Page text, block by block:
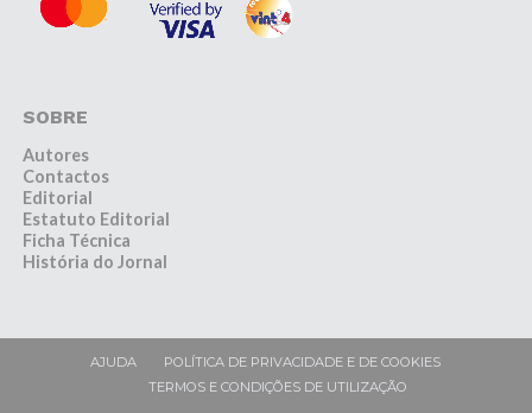
SOBRE
Autores
Contactos
Editorial
Estatuto Editorial
Ficha Técnica
História do Jornal
AJUDA
POLÍTICA DE PRIVACIDADE E DE COOKIES
TERMOS E CONDIÇÕES DE UTILIZAÇÃO